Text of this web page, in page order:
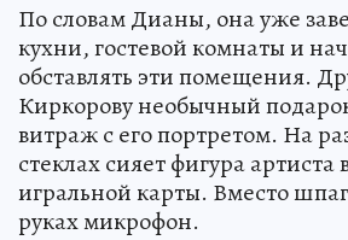
По словам Дианы, она уже
кухни, гостевой комнаты и
обставлять эти помещения.
Киркорову необычный
витраж с его портретом. На
стеклах сияет фигура артиста
игральной карты. Вместо
руках микрофон.